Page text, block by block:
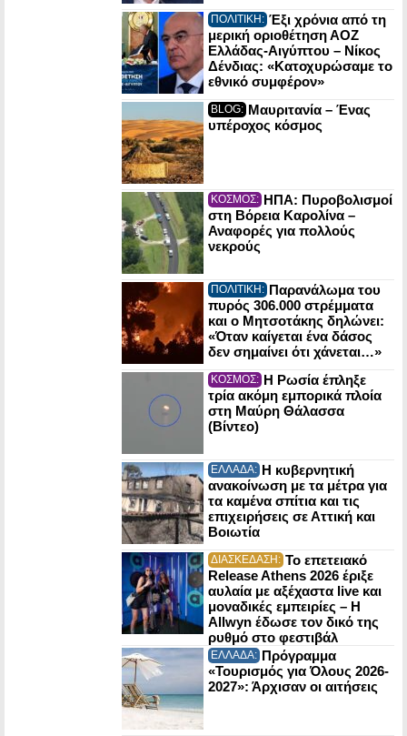
ΠΟΛΙΤΙΚΗ: Έξι χρόνια από τη
μερική οριοθέτηση ΑΟΖ
Ελλάδας-Αιγύπτου – Νίκος
Δένδιας: «Κατοχυρώσαμε το
εθνικό συμφέρον»
BLOG: Μαυριτανία – Ένας
υπέροχος κόσμος
ΚΟΣΜΟΣ: ΗΠΑ: Πυροβολισμοί
στη Βόρεια Καρολίνα –
Αναφορές για πολλούς
νεκρούς
ΠΟΛΙΤΙΚΗ: Παρανάλωμα του
πυρός 306.000 στρέμματα
και ο Μητσοτάκης δηλώνει:
«Όταν καίγεται ένα δάσος
δεν σημαίνει ότι χάνεται…»
ΚΟΣΜΟΣ: Η Ρωσία έπληξε
τρία ακόμη εμπορικά πλοία
στη Μαύρη Θάλασσα
(Βίντεο)
ΕΛΛΑΔΑ: Η κυβερνητική
ανακοίνωση με τα μέτρα για
τα καμένα σπίτια και τις
επιχειρήσεις σε Αττική και
Βοιωτία
ΔΙΑΣΚΕΔΑΣΗ: Το επετειακό
Release Athens 2026 έριξε
αυλαία με αξέχαστα live και
μοναδικές εμπειρίες – Η
Allwyn έδωσε τον δικό της
ρυθμό στο φεστιβάλ
ΕΛΛΑΔΑ: Πρόγραμμα
«Τουρισμός για Όλους 2026-
2027»: Άρχισαν οι αιτήσεις